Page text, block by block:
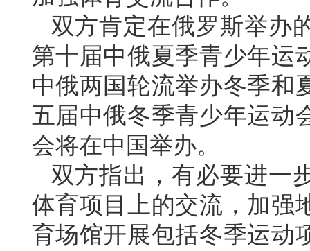
双方肯定在俄罗斯举办
第十届中俄夏季青少年运
中俄两国轮流举办冬季和
五届中俄冬季青少年运动
会将在中国举办。
双方指出，有必要进一
体育项目上的交流，加强
育场馆开展包括冬季运动